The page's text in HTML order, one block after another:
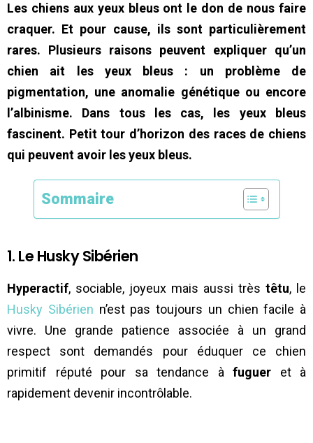
Les chiens aux yeux bleus ont le don de nous faire
craquer. Et pour cause, ils sont particulièrement
rares. Plusieurs raisons peuvent expliquer qu’un
chien ait les yeux bleus : un problème de
pigmentation, une anomalie génétique ou encore
l’albinisme. Dans tous les cas, les yeux bleus
fascinent. Petit tour d’horizon des races de chiens
qui peuvent avoir les yeux bleus.
Sommaire
1. Le Husky Sibérien
Hyperactif, sociable, joyeux mais aussi très têtu, le
Husky Sibérien n’est pas toujours un chien facile à
vivre. Une grande patience associée à un grand
respect sont demandés pour éduquer ce chien
primitif réputé pour sa tendance à fuguer et à
rapidement devenir incontrôlable.